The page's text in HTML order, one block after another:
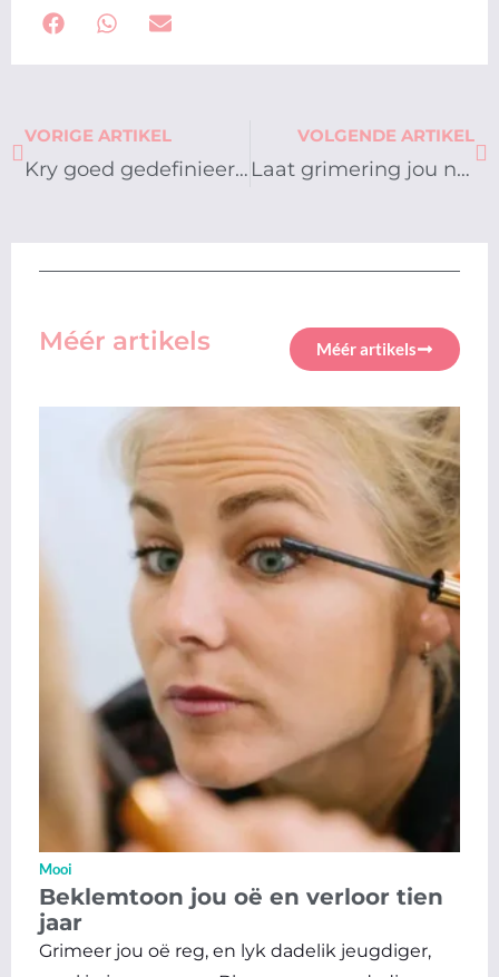
Prev
VORIGE ARTIKEL
Kry goed gedefinieerde en voller wenkbroue
VOLGENDE ARTIKEL
Laat grimering jou natuurlike skoonheid uitlig
Méér artikels Méér artikels
Mooi
Beklemtoon jou oë en verloor tien
jaar
Grimeer jou oë reg, en lyk dadelik jeugdiger,